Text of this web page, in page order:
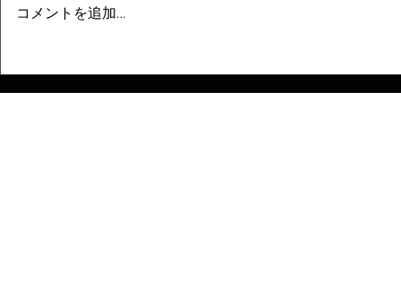
コメントを追加…